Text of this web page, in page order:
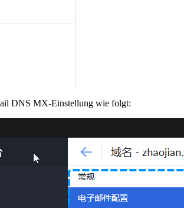
DNS MX-Einstellung wie folgt: